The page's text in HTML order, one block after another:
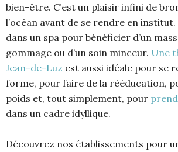
bien-être. C’est un plaisir infini de
l’océan avant de se rendre en institut.
dans un spa pour bénéficier d’un
gommage ou d’un soin minceur. Une
Jean-de-Luz est aussi idéale pour se
forme, pour faire de la rééducation,
poids et, tout simplement, pour
dans un cadre idyllique.
Découvrez nos établissements pour